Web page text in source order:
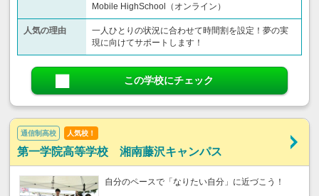
Mobile HighSchool（オンライン）
人気の理由
一人ひとりの状況に合わせて時間割を設定！夢の実
現に向けてサポートします！
この学校にチェック
通信制高校 人気校！
第一学院高等学校 湘南藤沢キャンパス
自分のペースで「なりたい自分」に近づこう！